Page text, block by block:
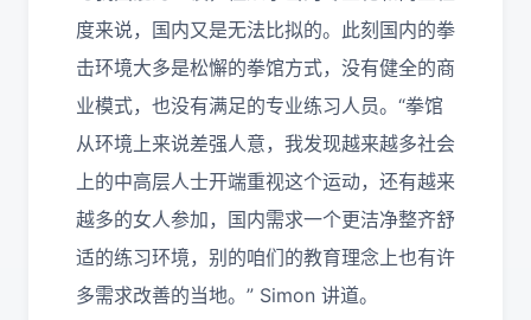
度来说，国内又是无法比拟的。此刻国内的拳
击环境大多是松懈的拳馆方式，没有健全的商
业模式，也没有满足的专业练习人员。“拳馆
从环境上来说差强人意，我发现越来越多社会
上的中高层人士开端重视这个运动，还有越来
越多的女人参加，国内需求一个更洁净整齐舒
适的练习环境，别的咱们的教育理念上也有许
多需求改善的当地。” Simon 讲道。